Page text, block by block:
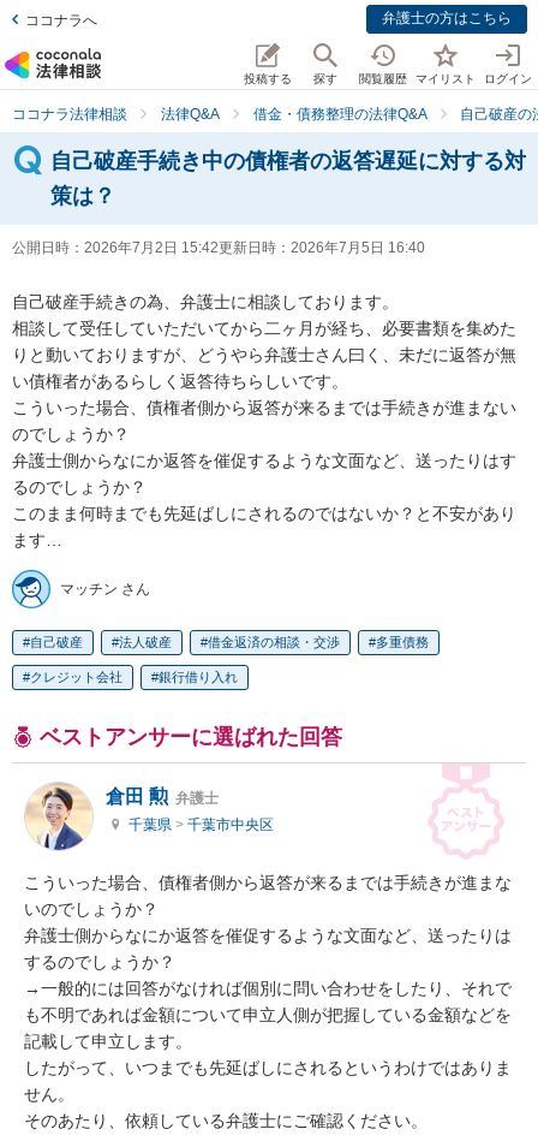
ココナラへ 弁護士の方はこちら
投稿する 探す 閲覧履歴 マイリスト ログイン
ココナラ法律相談 法律Q&A 借金・債務整理の法律Q&A 自己破産の
自己破産手続き中の債権者の返答遅延に対する対
策は？
公開日時： 2026年7月2日 15:42更新日時： 2026年7月5日 16:40
自己破産手続きの為、弁護士に相談しております。
相談して受任していただいてから二ヶ月が経ち、必要書類を集めた
りと動いておりますが、どうやら弁護士さん曰く、未だに返答が無
い債権者があるらしく返答待ちらしいです。
こういった場合、債権者側から返答が来るまでは手続きが進まない
のでしょうか？
弁護士側からなにか返答を催促するような文面など、送ったりはす
るのでしょうか？
このまま何時までも先延ばしにされるのではないか？と不安があり
ます…
マッチン さん
自己破産 法人破産 借金返済の相談・交渉 多重債務
クレジット会社 銀行借り入れ
ベストアンサーに選ばれた回答
倉田 勲 弁護士
千葉県 > 千葉市中央区
こういった場合、債権者側から返答が来るまでは手続きが進まな
いのでしょうか？
弁護士側からなにか返答を催促するような文面など、送ったりは
するのでしょうか？
→一般的には回答がなければ個別に問い合わせをしたり、それで
も不明であれば金額について申立人側が把握している金額などを
記載して申立します。
したがって、いつまでも先延ばしにされるというわけではありま
せん。
そのあたり、依頼している弁護士にご確認ください。